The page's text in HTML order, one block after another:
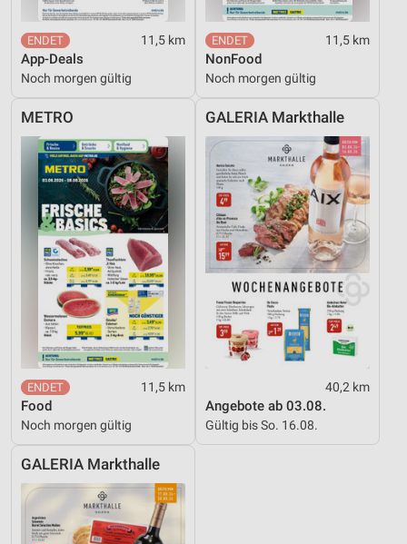
11,5 km
App-Deals
Noch morgen gültig
11,5 km
NonFood
Noch morgen gültig
METRO
11,5 km
Food
Noch morgen gültig
GALERIA Markthalle
40,2 km
Angebote ab 03.08.
Gültig bis So. 16.08.
GALERIA Markthalle